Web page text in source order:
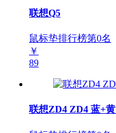
联想Q5
鼠标垫排行榜第0名
￥
89
联想ZD4 ZD4 蓝+黄